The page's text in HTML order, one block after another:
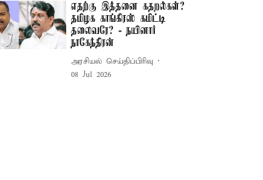
எதற்கு இத்தனை கதறல்கள்?
தமிழக காங்கிரஸ் கமிட்டி
தலைவரே? - நயினார்
நாகேந்திரன்
அரசியல் செய்திப்பிரிவு
08 Jul 2026